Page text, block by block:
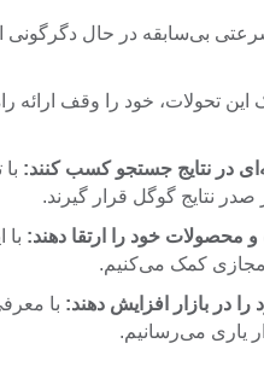
بی‌سابقه در حال دگرگونی
تحولات، خود را وقف ارائه
در نتایج جستجو کسب کنند:
صدر نتایج گوگل قرار گیرند.
محصولات خود را ارتقا دهند:
مجازی کمک می‌کنیم.
در بازار افزایش دهند: با
یاری می‌رسانیم.